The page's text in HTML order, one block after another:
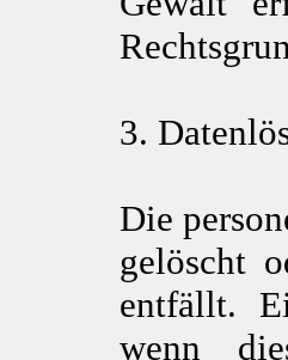
3.
Die
gelöscht
entfällt.
wenn